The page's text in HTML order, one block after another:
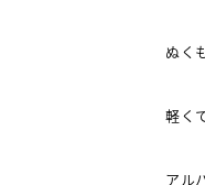
ぬく
軽く
アル